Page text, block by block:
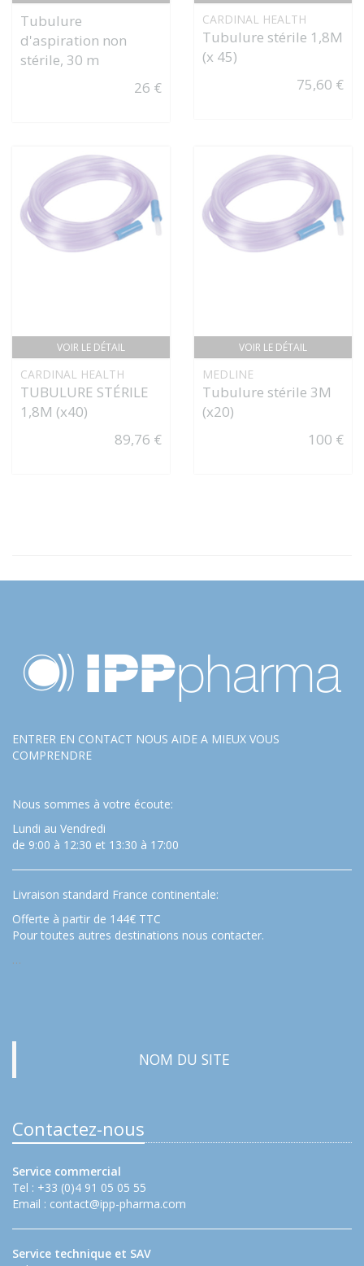
Tubulure
d'aspiration non
stérile, 30 m
26 €
CARDINAL HEALTH
Tubulure stérile 1,8M
(x 45)
75,60 €
VOIR LE DÉTAIL
CARDINAL HEALTH
TUBULURE STÉRILE
1,8M (x40)
89,76 €
VOIR LE DÉTAIL
MEDLINE
Tubulure stérile 3M
(x20)
100 €
ENTRER EN CONTACT NOUS AIDE A MIEUX VOUS
COMPRENDRE
Nous sommes à votre écoute:
Lundi au Vendredi
de 9:00 à 12:30 et 13:30 à 17:00
Livraison standard France continentale:
Offerte à partir de 144€ TTC
Pour toutes autres destinations nous contacter.
…
NOM DU SITE
Contactez-nous
Service commercial
Tel : +33 (0)4 91 05 05 55
Email : contact@ipp-pharma.com
Service technique et SAV